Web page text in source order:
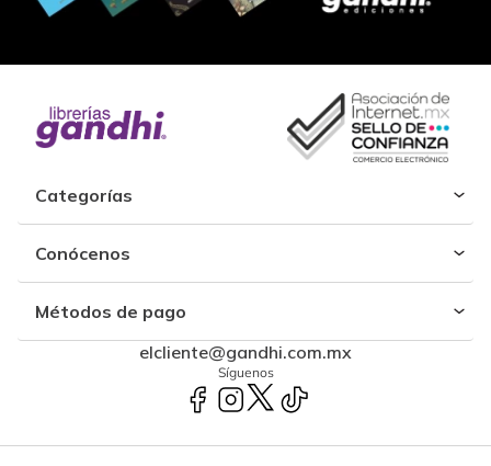
Categorías
Conócenos
Métodos de pago
elcliente@gandhi.com.mx
Síguenos